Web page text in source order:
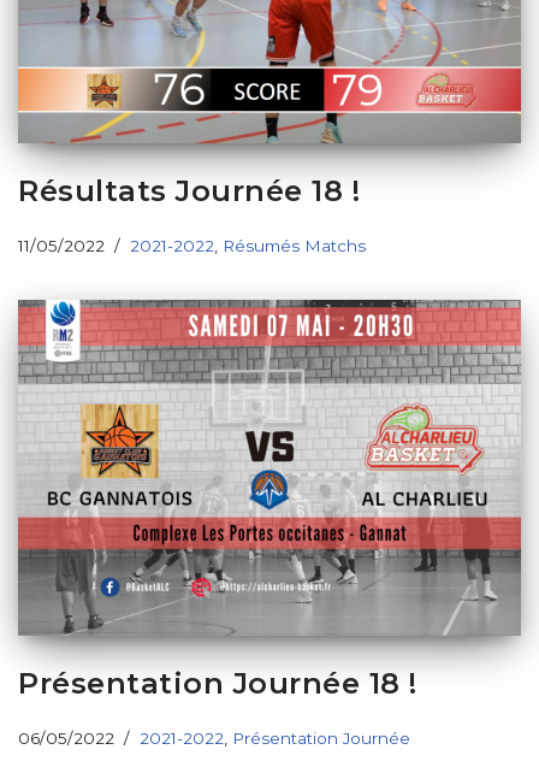
Résultats Journée 18 !
11/05/2022 2021-2022, Résumés Matchs
Présentation Journée 18 !
06/05/2022 2021-2022 Présentation Journée